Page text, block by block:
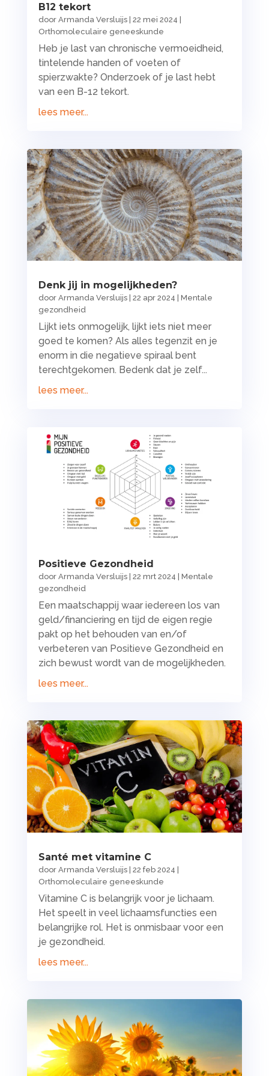
B12 tekort
door Armanda Versluijs| 22 mei 2024 |
Orthomoleculaire geneeskunde
Heb je last van chronische vermoeidheid,
tintelende handen of voeten of
spierzwakte? Onderzoek of je last hebt
van een B-12 tekort.
lees meer...
Denk jij in mogelijkheden?
door Armanda Versluijs| 22 apr 2024
Mentale
gezondheid
Lijkt iets onmogelijk, lijkt iets niet meer
goed te komen? Als alles tegenzit en je
enorm in die negatieve spiraal bent
terechtgekomen. Bedenk dat je zelf...
lees meer...
Positieve Gezondheid
door Armanda Versluijs| 22 mrt 2024
Mentale
gezondheid
Een maatschappij waar iedereen los van
geld/financiering en tijd de eigen regie
pakt op het behouden van en/of
verbeteren van Positieve Gezondheid en
zich bewust wordt van de mogelijkheden.
lees meer...
Santé met vitamine C
door Armanda Versluijs| 22 feb 2024 |
Orthomoleculaire geneeskunde
Vitamine C is belangrijk voor je lichaam.
Het speelt in veel lichaamsfuncties een
belangrijke rol. Het is onmisbaar voor een
je gezondheid.
lees meer...